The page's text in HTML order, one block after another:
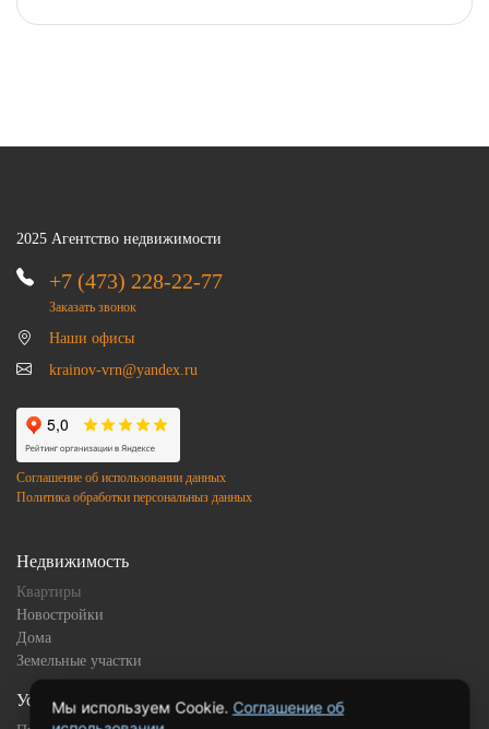
2025 Агентство недвижимости
+7 (473) 228-22-77
Заказать звонок
Наши офисы
krainov-vrn@yandex.ru
Соглашение об использовании данных
Политика обработки персональныз данных
Недвижимость
Квартиры
Новостройки
Дома
Земельные участки
УслугиМы используем Cookie. Соглашение об